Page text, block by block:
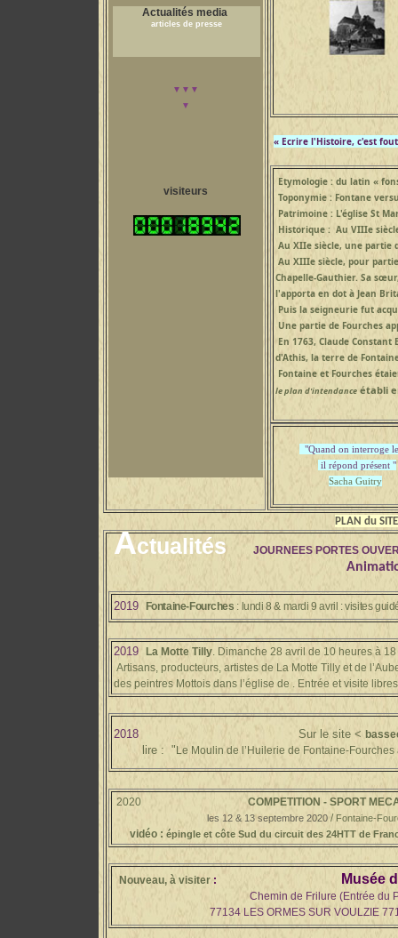
Actualités media
articles de presse
▼▼▼
▼
visiteurs
« Ecrire l'Histoire, c'est
Etymologie : du latin «
Toponymie : Fontane
Patrimoine : L'église St
Historique : Au VIIIe
Au XIIe siècle, une
Au XIIIe siècle, pour
Chapelle-Gauthier. Sa
l'apporta en dot à Jean
Puis la seigneurie fut
Une partie de Fourches
En 1763, Claude
d'Athis, la terre de
Fontaine et Fourches
le plan d'intendanceétabli
"Quand on interroge le
il répond présent "
Sacha Guitry
PLAN du SITE
Actualités JOURNEES PORTES
2019 Fontaine-Fourches : lundi 8 & mardi 9 avril : visites
2019 La Motte Tilly. Dimanche 28 avril de 10 heures à
Artisans, producteurs, artistes de La Motte Tilly et de
des peintres Mottois dans l’église de . Entrée et visite
2018 Sur le site <
lire : "Le Moulin de l’Huilerie de Fontaine-
2020 COMPETITION - SPORT
les 12 & 13 septembre 2020 / Fontaine-
vidéo : épingle et côte Sud du circuit des 24HTT de
Nouveau, à visiter : Musée
Chemin de Frilure (Entrée du Parking
77134 LES ORMES SUR VOULZIE 77134